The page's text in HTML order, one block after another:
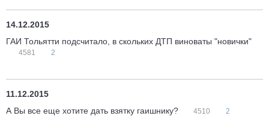
14.12.2015
ГАИ Тольятти подсчитало, в скольких ДТП виноваты "новички"
4581 2
11.12.2015
А Вы все еще хотите дать взятку гаишнику?
4510 2